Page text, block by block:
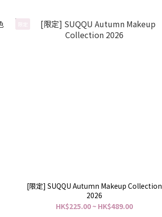
[限定] SUQQU Autumn Makeup Collection
2026
HK$225.00 ~ HK$489.00